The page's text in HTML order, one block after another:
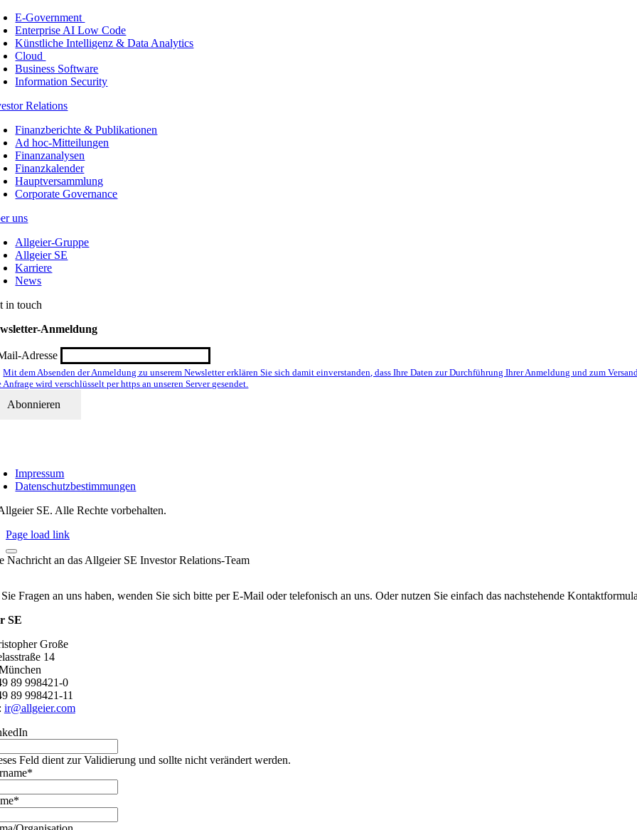
E-Government
Enterprise AI Low Code
Künstliche Intelligenz & Data Analytics
Cloud
Business Software
Information Security
Relations
Finanzberichte & Publikationen
Ad hoc-Mitteilungen
Finanzanalysen
Finanzkalender
Hauptversammlung
Corporate Governance
uns
Allgeier-Gruppe
Allgeier SE
Karriere
News
in touch
Anmeldung
Adresse
Mit dem Absenden der Anmeldung zu unserem Newsletter erklären Sie sich damit einverstanden, dass Ihre Daten zur Durchführung Ihrer Anmeldung und zum
Anfrage wird verschlüsselt per https an unseren Server gesendet.
Impressum
Datenschutzbestimmungen
SE. Alle Rechte vorbehalten.
Page load link
Nachricht an das Allgeier SE Investor Relations-Team
Fragen an uns haben, wenden Sie sich bitte per E-Mail oder telefonisch an uns. Oder nutzen Sie einfach das nachstehende
SE
Große
14
89 998421-0
89 998421-11
ir@allgeier.com
Feld dient zur Validierung und sollte nicht verändert werden.
*
*